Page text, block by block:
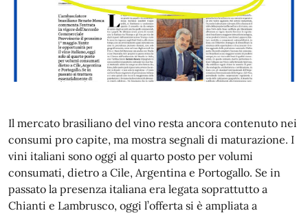
Il mercato brasiliano del vino resta ancora contenuto nei
consumi pro capite, ma mostra segnali di maturazione. I
vini italiani sono oggi al quarto posto per volumi
consumati, dietro a Cile, Argentina e Portogallo. Se in
passato la presenza italiana era legata soprattutto a
Chianti e Lambrusco, oggi l’offerta si è ampliata a